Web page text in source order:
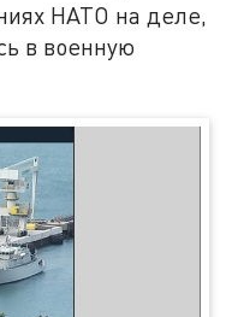
НАТО на деле,
в военную